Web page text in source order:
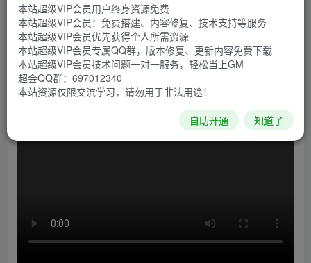
一只蚂蚁的大小，得想办法在一间郊区小院的微观世界中生
存下来。玩家们得运用院子里获得的各类日常物品搭建自己
的基地、寻找各类救生物资、和友善的巨型昆虫共生，另外
也要在面对大规模敌对生物袭击时为生存而战。
本站超级VIP会员用户终身资源免费
本站超级VIP会员：免费搭建、内容修复、技术支持等服务
本站超级VIP会员优先获得个人所需资源
本站超级VIP会员专属QQ群，版本修复、更新内容免费下载
本站超级VIP会员技术问题一对一服务，轻松当上GM
超会QQ群：697012340
本站资源仅限交流学习，请勿用于非法用途！
自助开通 知道了